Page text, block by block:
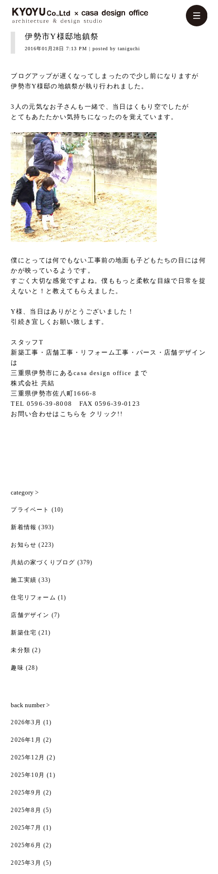
伊勢市Y様邸地鎮祭
2016年01月28日 7:13 PM | posted by taniguchi
ブログアップが遅くなってしまったので少し前になりますが
伊勢市Y様邸の地鎮祭が執り行われました。
3人の元気なお子さんも一緒で、当日はくもり空でしたが
とてもあたたかい気持ちになったのを覚えています。
僕にとっては何でもない工事前の地面も子どもたちの目には何
かが映っているようです。
すごく大切な感覚ですよね。僕ももっと柔軟な目線で日常を捉
えないと！と教えてもらえました。
Y様、当日はありがとうございました！
引続き宜しくお願い致します。
スタッフT
新築工事・店舗工事・リフォーム工事・パース・店舗デザイン
は
三重県伊勢市にあるcasa design office まで
株式会社 共結
三重県伊勢市佐八町1666-8
TEL 0596-39-8008 FAX 0596-39-0123
お問い合わせはこちらを クリック!!
category >
プライベート (10)
新着情報 (393)
お知らせ (223)
共結の家づくりブログ (379)
施工実績 (33)
住宅リフォーム (1)
店舗デザイン (7)
新築住宅 (21)
未分類 (2)
趣味 (28)
back number >
2026年3月 (1)
2026年1月 (2)
2025年12月 (2)
2025年10月 (1)
2025年9月 (2)
2025年8月 (5)
2025年7月 (1)
2025年6月 (2)
2025年3月 (5)